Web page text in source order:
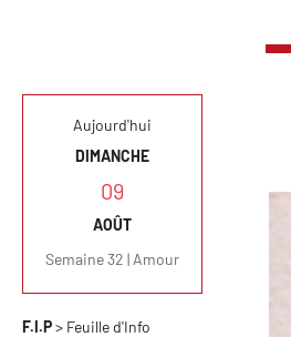
Aujourd'hui
DIMANCHE
09
AOÛT
Semaine 32 | Amour
F.I.P> Feuille d'Info